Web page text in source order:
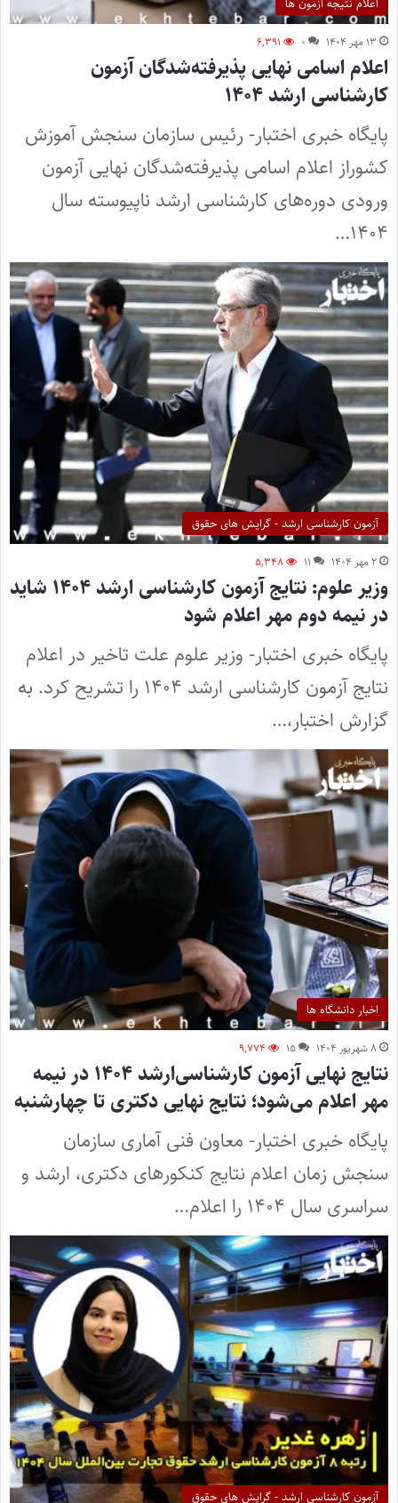
اعلام نتیجه آزمون ها
۱۳ مهر ۱۴۰۴ ۰ ۶,۳۹۱
اعلام اسامی نهایی پذیرفته‌شدگان آزمون
کارشناسی ارشد ۱۴۰۴
پایگاه خبری اختبار- رئیس سازمان سنجش آموزش
کشوراز اعلام اسامی پذیرفته‌شدگان نهایی آزمون
ورودی دوره‌های کارشناسی ارشد ناپیوسته سال
۱۴۰۴…
آزمون کارشناسی ارشد - گرایش های حقوق
۲ مهر ۱۴۰۴ ۱۱ ۵,۳۴۸
وزیر علوم: نتایج آزمون کارشناسی ارشد ۱۴۰۴ شاید
در نیمه دوم مهر اعلام شود
پایگاه خبری اختبار- وزیر علوم علت تاخیر در اعلام
نتایج آزمون کارشناسی ارشد ۱۴۰۴ را تشریح کرد. به
گزارش اختبار،…
اخبار دانشگاه ها
۸ شهریور ۱۴۰۴ ۱۵ ۹,۷۷۴
نتایج نهایی آزمون کارشناسی‌ارشد ۱۴۰۴ در نیمه
مهر اعلام می‌شود؛ نتایج نهایی دکتری تا چهارشنبه
پایگاه خبری اختبار- معاون فنی آماری سازمان
سنجش زمان اعلام نتایج کنکورهای دکتری، ارشد و
سراسری سال ۱۴۰۴ را اعلام…
آزمون کارشناسی ارشد - گرایش های حقوق